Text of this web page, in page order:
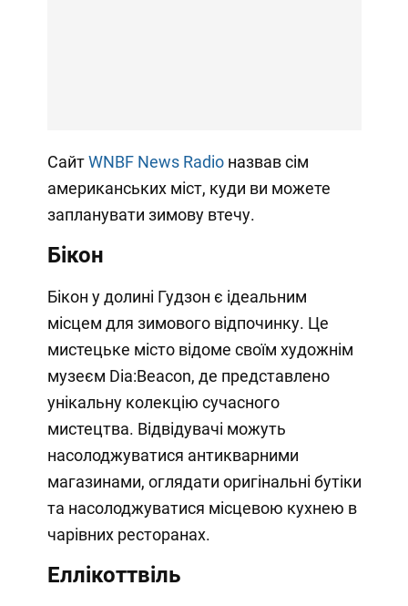
СайтWNBF News Radioназвав сім
американських міст, куди ви можете
запланувати зимову втечу.
Бікон
Бікон у долині Гудзон є ідеальним
місцем для зимового відпочинку. Це
мистецьке місто відоме своїм художнім
музеєм Dia:Beacon, де представлено
унікальну колекцію сучасного
мистецтва. Відвідувачі можуть
насолоджуватися антикварними
магазинами, оглядати оригінальні бутіки
та насолоджуватися місцевою кухнею в
чарівних ресторанах.
Еллікоттвіль